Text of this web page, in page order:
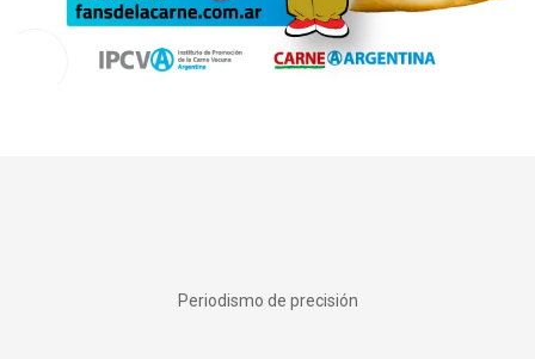
Periodismo de precisión